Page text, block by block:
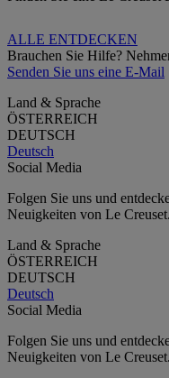
ALLE ENTDECKEN
Brauchen Sie Hilfe?
Senden Sie uns eine E-Mail
Land & Sprache
ÖSTERREICH
DEUTSCH
Deutsch
Social Media
Folgen Sie uns und
Neuigkeiten von Le Creuset.
Land & Sprache
ÖSTERREICH
DEUTSCH
Deutsch
Social Media
Folgen Sie uns und
Neuigkeiten von Le Creuset.